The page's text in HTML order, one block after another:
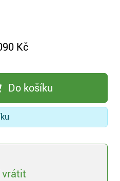
Kč
Do košíku
vrátit